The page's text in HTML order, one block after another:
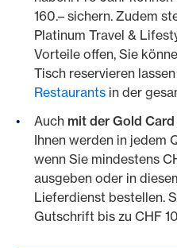
160.– sichern. Zudem
Platinum Travel &
Vorteile offen, Sie
Tisch reservieren
Restaurants in der
Auch mit der Gold Card
Ihnen werden in jedem
wenn Sie mindestens
ausgeben oder in
Lieferdienst bestellen.
Gutschrift bis zu CHF